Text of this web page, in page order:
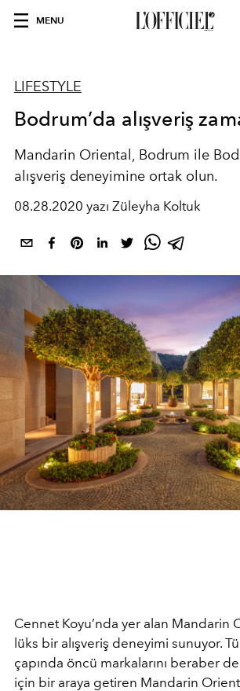
MENU
LIFESTYLE
Bodrum’da alışveriş
Mandarin Oriental, Bodrum ile
alışveriş deneyimine ortak olun.
08.28.2020 yazı Züleyha Koltuk
Cennet Koyu’nda yer alan Mandarin
lüks bir alışveriş deneyimi sunuyor.
çapında öncü markalarını beraber
için bir araya getiren Mandarin